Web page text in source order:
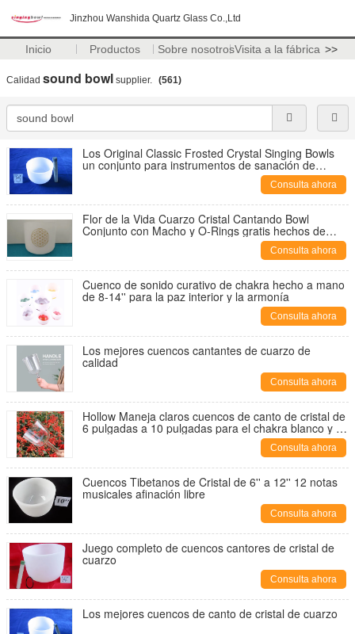
Jinzhou Wanshida Quartz Glass Co.,Ltd
Inicio Productos Sobre nosotrosVisita a la fábrica >>
Calidad sound bowl supplier. (561)
Los Original Classic Frosted Crystal Singing Bowls
un conjunto para instrumentos de sanación de
Consulta ahora
Flor de la Vida Cuarzo Cristal Cantando Bowl
Conjunto con Macho y O-Rings gratis hechos de
Consulta ahora
Cuenco de sonido curativo de chakra hecho a mano
de 8-14'' para la paz interior y la armonía
Consulta ahora
Los mejores cuencos cantantes de cuarzo de
calidad
Consulta ahora
Hollow Maneja claros cuencos de canto de cristal de
6 pulgadas a 10 pulgadas para el chakra blanco y la
Consulta ahora
Cuencos Tibetanos de Cristal de 6'' a 12'' 12 notas
musicales afinación libre
Consulta ahora
Juego completo de cuencos cantores de cristal de
cuarzo
Consulta ahora
Los mejores cuencos de canto de cristal de cuarzo